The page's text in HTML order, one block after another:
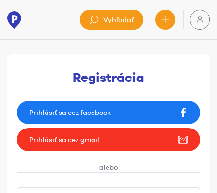
Vyhľadať
Registrácia
Prihlásiť sa cez facebook
Prihlásiť sa cez gmail